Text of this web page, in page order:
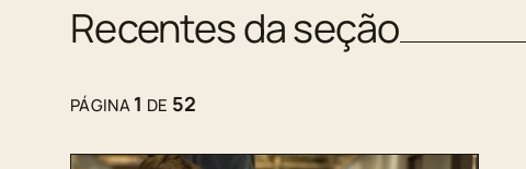
Recentes da seção
PÁGINA1 DE 52